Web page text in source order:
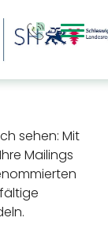
sehen: Mit
Mailings